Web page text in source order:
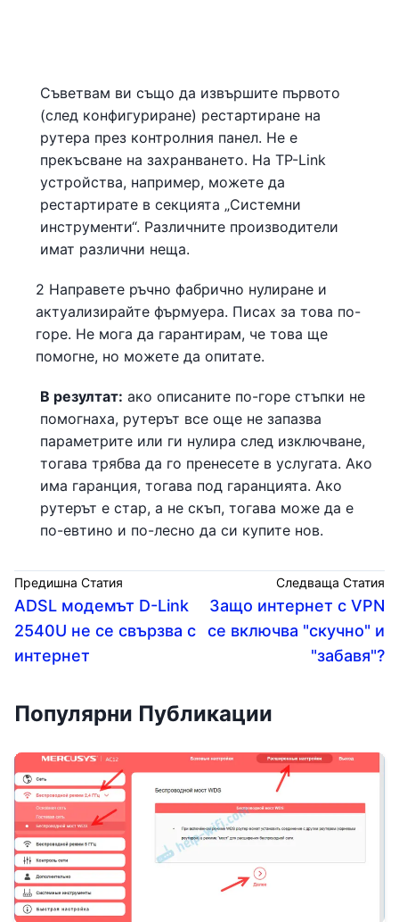
Съветвам ви също да извършите първото
(след конфигуриране) рестартиране на
рутера през контролния панел. Не е
прекъсване на захранването. На TP-Link
устройства, например, можете да
рестартирате в секцията „Системни
инструменти“. Различните производители
имат различни неща.
2 Направете ръчно фабрично нулиране и
актуализирайте фърмуера. Писах за това по-
горе. Не мога да гарантирам, че това ще
помогне, но можете да опитате.
В резултат: ако описаните по-горе стъпки не
помогнаха, рутерът все още не запазва
параметрите или ги нулира след изключване,
тогава трябва да го пренесете в услугата. Ако
има гаранция, тогава под гаранцията. Ако
рутерът е стар, а не скъп, тогава може да е
по-евтино и по-лесно да си купите нов.
Предишна Статия
ADSL модемът D-Link
2540U не се свързва с
интернет
Следваща Статия
Защо интернет с VPN
се включва "скучно" и
"забавя"?
Популярни Публикации